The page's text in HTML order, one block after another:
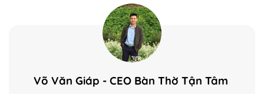
Võ Văn Giáp - CEO Bàn Thờ Tận Tâm